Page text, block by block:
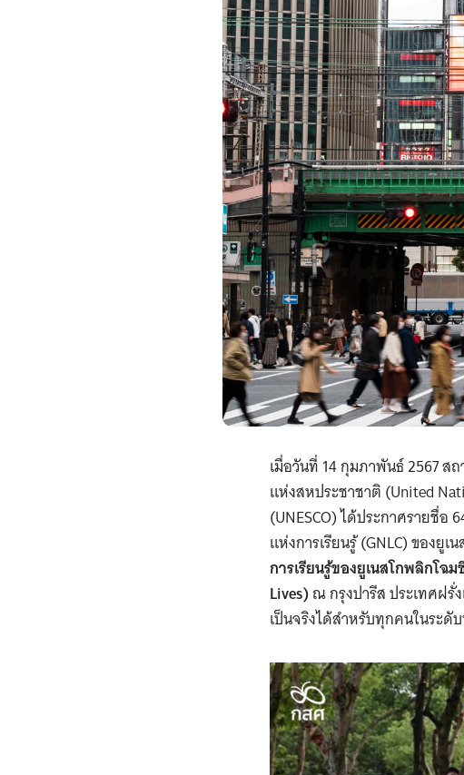
เมื่อวันที่ 14 กุมภาพันธ์ 2567
แห่งสหประชาชาติ (United
(UNESCO) ได้ประกาศรายชื่อ
แห่งการเรียนรู้ (GNLC) ของยู
การเรียนรู้ของยูเนสโกพลิกโฉม
Lives)ณ กรุงปารีส ประเทศฝรั่
เป็นจริงได้สำหรับทุกคนในระดั